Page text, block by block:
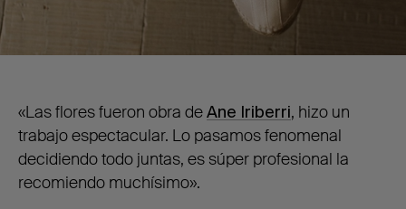
«Las flores fueron obra deAne Iriberri, hizo un
trabajo espectacular. Lo pasamos fenomenal
decidiendo todo juntas, es súper profesional la
recomiendo muchísimo».